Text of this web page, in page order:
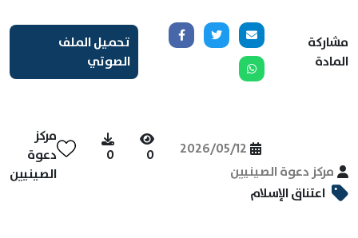
مشاركة
المادة
تحميل الملف
الصوتي
مركز دعوة الصينيين
2026/05/12
0
0
مركز
دعوة
الصينيين
اعتناق الإسلام